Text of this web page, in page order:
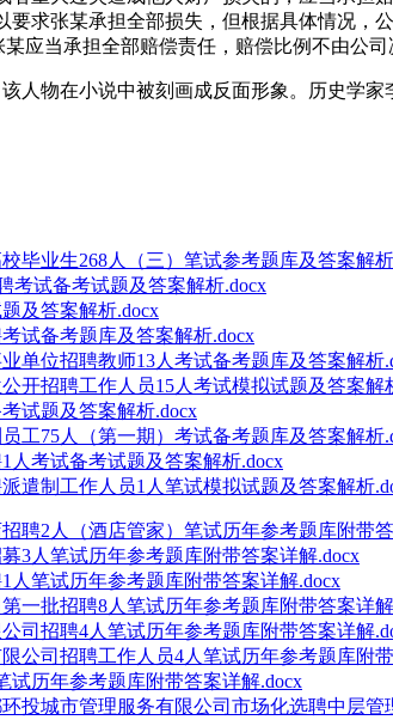
要求张某承担全部损失，但根据具体情况
应当承担全部赔偿责任，赔偿比例不由公司
人物在小说中被刻画成反面形象。历史学
毕业生268人（三）笔试参考题库及答案解
考试备考试题及答案解析.docx
及答案解析.docx
试备考题库及答案解析.docx
单位招聘教师13人考试备考题库及答案解析
开招聘工作人员15人考试模拟试题及答案解
试题及答案解析.docx
工75人（第一期）考试备考题库及答案解析
人考试备考试题及答案解析.docx
遣制工作人员1人笔试模拟试题及答案解析
聘2人（酒店管家）笔试历年参考题库附带
3人笔试历年参考题库附带答案详解.docx
人笔试历年参考题库附带答案详解.docx
一批招聘8人笔试历年参考题库附带答案详
司招聘4人笔试历年参考题库附带答案详解
公司招聘工作人员4人笔试历年参考题库附
试历年参考题库附带答案详解.docx
投城市管理服务有限公司市场化选聘中层